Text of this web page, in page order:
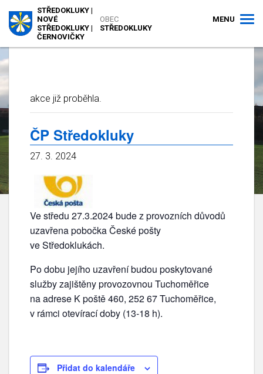
OBEC
STŘEDOKLUKY
STŘEDOKLUKY |
NOVÉ
STŘEDOKLUKY |
ČERNOVIČKY
MENU
akce již proběhla.
ČP Středokluky
27. 3. 2024
Ve středu 27.3.2024 bude z provozních důvodů
uzavřena pobočka České pošty
ve Středoklukách.
Po dobu jejího uzavření budou poskytované
služby zajištěny provozovnou Tuchoměřice
na adrese K poště 460, 252 67 Tuchoměřice,
v rámci otevírací doby (13-18 h).
Přidat do kalendáře